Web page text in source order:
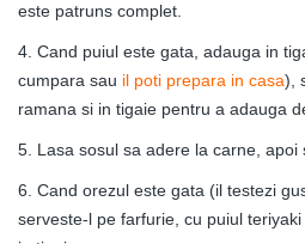
este patruns complet.
4. Cand puiul este gata, adauga in
cumpara sau il poti prepara in casa),
ramana si in tigaie pentru a adauga
5. Lasa sosul sa adere la carne, apoi
6. Cand orezul este gata (il testezi
serveste-l pe farfurie, cu puiul